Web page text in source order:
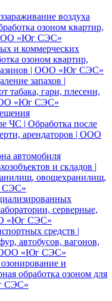
воздуха
озоном квартир,
«Юг СЭС»
и коммерческих
озоном квартир,
| ООО «Юг СЭС»
запахов |
табака, гари, плесени,
«Юг СЭС»
ЧС | Обработка после
арендаторов | ООО
автомобиля
и складов |
овощехранилищ,
СЭС»
серверные,
«Юг СЭС»
средств |
автобусов, вагонов,
ООО «Юг СЭС»
и
обработка озоном для
СЭС»